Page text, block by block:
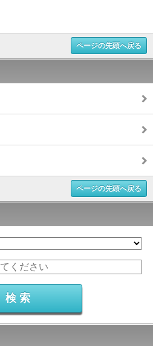
ページの先頭へ戻る
ページの先頭へ戻る